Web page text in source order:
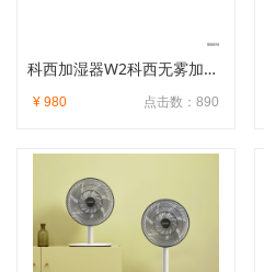
科西加湿器W2科西无雾加湿器
点击数：890
¥ 980